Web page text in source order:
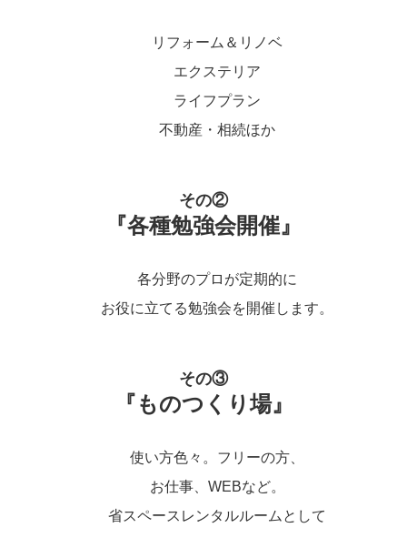
リフォーム＆リノベ
エクステリア
ライフプラン
不動産・相続ほか
その②
『各種勉強会開催』
各分野のプロが定期的に
お役に立てる勉強会を開催します。
その③
『ものつくり場』
使い方色々。フリーの方、
お仕事、WEBなど。
省スペースレンタルルームとして